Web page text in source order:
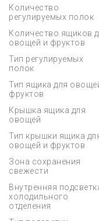
Количество
регулируемых полок
Количество ящиков
овощей и фруктов
Тип регулируемых
полок
Тип ящика для
фруктов
Крышка ящика для
овощей
Тип крышки ящика
овощей и фруктов
Зона сохранения
свежести
Внутренняя
холодильного
отделения